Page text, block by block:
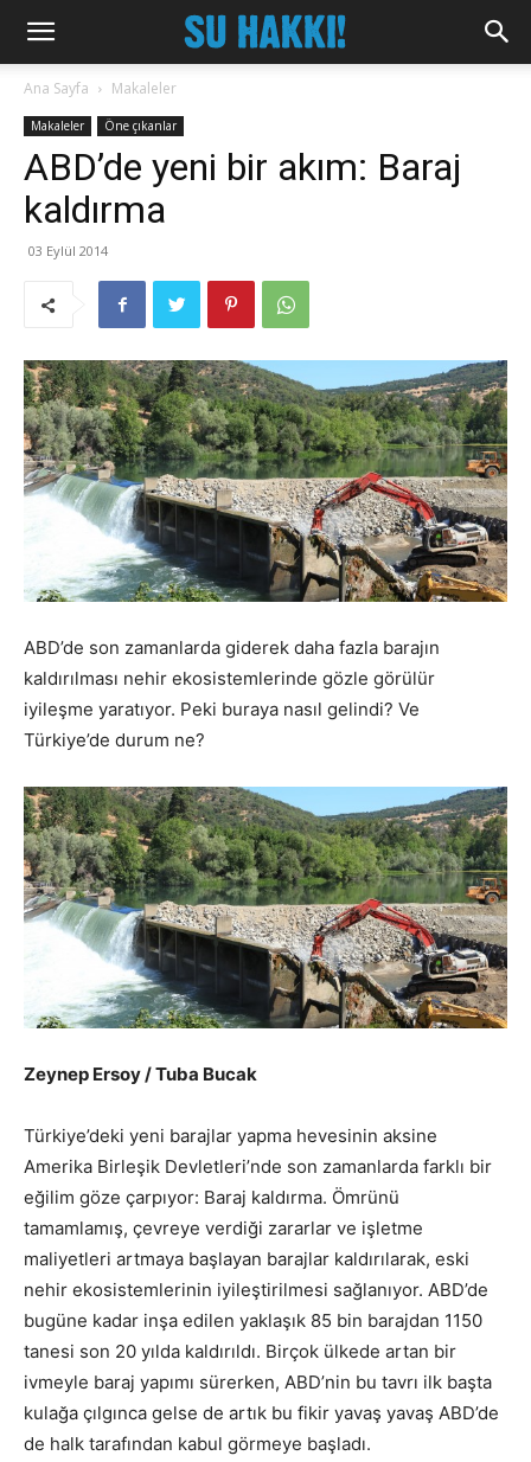
Ana Sayfa Makaleler
Makaleler Öne çıkanlar
ABD’de yeni bir akım: Baraj
kaldırma
03 Eylül 2014
ABD’de son zamanlarda giderek daha fazla barajın
kaldırılması nehir ekosistemlerinde gözle görülür
iyileşme yaratıyor. Peki buraya nasıl gelindi? Ve
Türkiye’de durum ne?
Zeynep Ersoy / Tuba Bucak
Türkiye’deki yeni barajlar yapma hevesinin aksine
Amerika Birleşik Devletleri’nde son zamanlarda farklı bir
eğilim göze çarpıyor: Baraj kaldırma. Ömrünü
tamamlamış, çevreye verdiği zararlar ve işletme
maliyetleri artmaya başlayan barajlar kaldırılarak, eski
nehir ekosistemlerinin iyileştirilmesi sağlanıyor. ABD’de
bugüne kadar inşa edilen yaklaşık 85 bin barajdan 1150
tanesi son 20 yılda kaldırıldı. Birçok ülkede artan bir
ivmeyle baraj yapımı sürerken, ABD’nin bu tavrı ilk başta
kulağa çılgınca gelse de artık bu fikir yavaş yavaş ABD’de
de halk tarafından kabul görmeye başladı.